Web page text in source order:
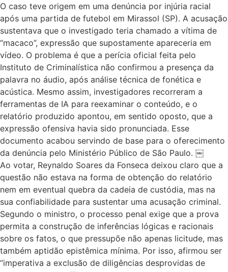
O caso teve origem em uma denúncia por injúria racial
após uma partida de futebol em Mirassol (SP). A acusação
sustentava que o investigado teria chamado a vítima de
“macaco”, expressão que supostamente apareceria em
vídeo. O problema é que a perícia oficial feita pelo
Instituto de Criminalística não confirmou a presença da
palavra no áudio, após análise técnica de fonética e
acústica. Mesmo assim, investigadores recorreram a
ferramentas de IA para reexaminar o conteúdo, e o
relatório produzido apontou, em sentido oposto, que a
expressão ofensiva havia sido pronunciada. Esse
documento acabou servindo de base para o oferecimento
da denúncia pelo Ministério Público de São Paulo. ￼
Ao votar, Reynaldo Soares da Fonseca deixou claro que a
questão não estava na forma de obtenção do relatório
nem em eventual quebra da cadeia de custódia, mas na
sua confiabilidade para sustentar uma acusação criminal.
Segundo o ministro, o processo penal exige que a prova
permita a construção de inferências lógicas e racionais
sobre os fatos, o que pressupõe não apenas licitude, mas
também aptidão epistêmica mínima. Por isso, afirmou ser
“imperativa a exclusão de diligências desprovidas de